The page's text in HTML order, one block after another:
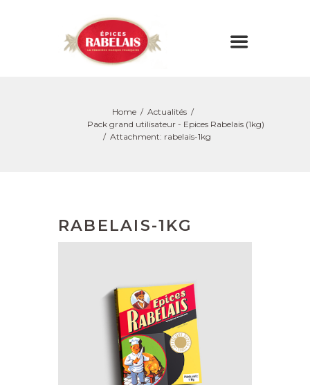
Home
Actualités
Pack grand utilisateur - Epices Rabelais (1kg)
Attachment: rabelais-1kg
RABELAIS-1KG